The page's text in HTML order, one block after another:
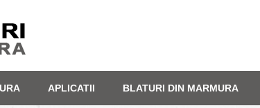
APLICATII BLATURI DIN MARMURA